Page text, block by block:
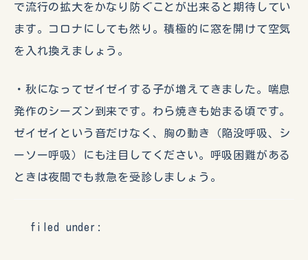
で流行の拡大をかなり防ぐことが出来ると期待してい
ます。コロナにしても然り。積極的に窓を開けて空気
を入れ換えましょう。
・秋になってゼイゼイする子が増えてきました。喘息
発作のシーズン到来です。わら焼きも始まる頃です。
ゼイゼイという音だけなく、胸の動き（陥没呼吸、シ
ーソー呼吸）にも注目してください。呼吸困難がある
ときは夜間でも救急を受診しましょう。
filed under: